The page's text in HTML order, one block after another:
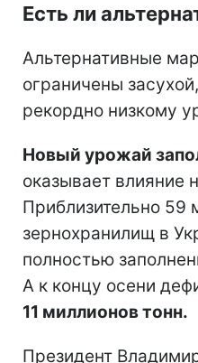
Есть ли
Альтернативные
ограничены
рекордно низкому
Новый урожай
оказывает влияние
Приблизительно 59
зернохранилищ в
полностью
А к концу осени
11 миллионов тонн.
Президент